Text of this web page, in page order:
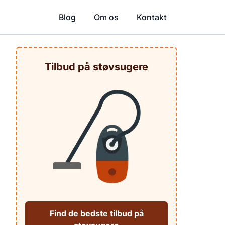
Blog Om os Kontakt
Tilbud på støvsugere
Find de bedste tilbud på